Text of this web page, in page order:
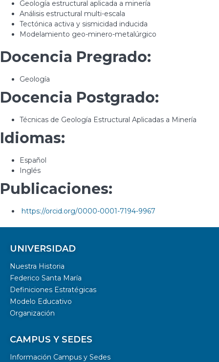
Geología estructural aplicada a minería
Análisis estructural multi-escala
Tectónica activa y sismicidad inducida
Modelamiento geo-minero-metalúrgico
Docencia Pregrado:
Geología
Docencia Postgrado:
Técnicas de Geología Estructural Aplicadas a Minería
Idiomas:
Español
Inglés
Publicaciones:
https://orcid.org/0000-0001-7194-9967
UNIVERSIDAD
Nuestra Historia
Federico Santa María
Definiciones Estratégicas
Modelo Educativo
Organización
CAMPUS Y SEDES
Información Campus y Sedes